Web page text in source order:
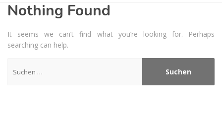
Nothing Found
It seems we can’t find what you’re looking for. Perhaps
searching can help.